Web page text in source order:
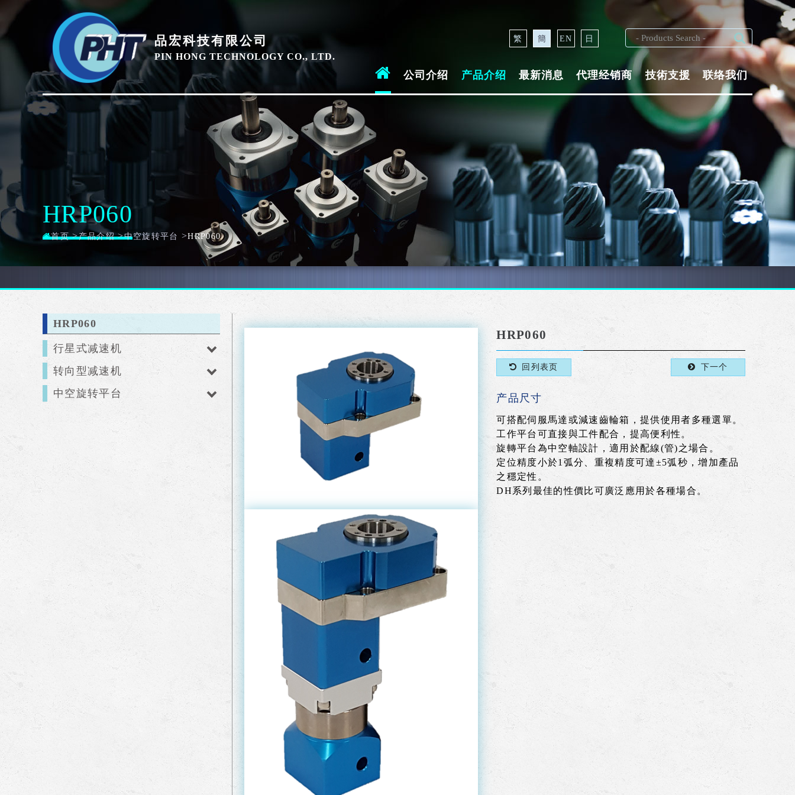
品宏科技有限公司
PIN HONG TECHNOLOGY CO., LTD.
繁 簡 EN 日
公司介绍 产品介绍 最新消息 代理经销商 技術支援 联络我们
HRP060
首页>产品介绍>中空旋转平台 >HRP060
HRP060
行星式减速机
转向型减速机
中空旋转平台
HRP060
回列表页 下一个
产品尺寸
可搭配伺服馬達或減速齒輪箱，提供使用者多種選單。
工作平台可直接與工件配合，提高便利性。
旋轉平台為中空軸設計，適用於配線(管)之場合。
定位精度小於1弧分、重複精度可達±5弧秒，增加產品
之穩定性。
DH系列最佳的性價比可廣泛應用於各種場合。